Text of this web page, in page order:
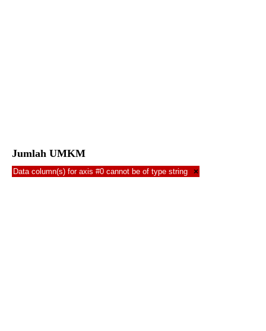
Jumlah UMKM
Data column(s) for axis #0 cannot be of type string ×